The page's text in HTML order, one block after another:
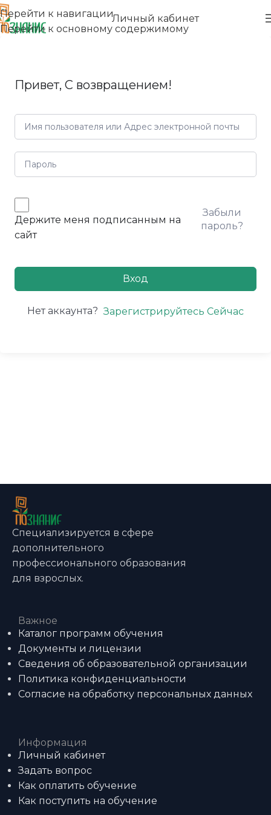
Перейти к навигации
Перейти к основному содержимому
Личный кабинет
Привет, С возвращением!
Держите меня подписанным на
сайт
Забыли
пароль?
Вход
Нет аккаунта? Зарегистрируйтесь Сейчас
Специализируется в сфере
дополнительного
профессионального образования
для взрослых.
Важное
Каталог программ обучения
Документы и лицензии
Сведения об образовательной организации
Политика конфиденциальности
Согласие на обработку персональных данных
Информация
Личный кабинет
Задать вопрос
Как оплатить обучение
Как поступить на обучение